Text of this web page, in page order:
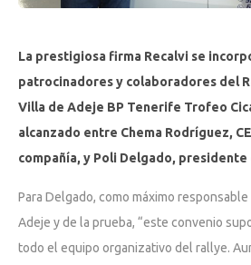
La prestigiosa firma Recalvi se
patrocinadores y colaboradores del
Villa de Adeje BP Tenerife Trofeo
alcanzado entre Chema Rodríguez,
compañía, y Poli Delgado,
Para Delgado, como máximo
Adeje y de la prueba, “este convenio
todo el equipo organizativo del rallye.